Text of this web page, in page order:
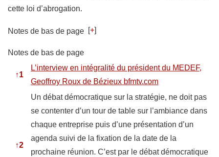
cette loi d’abrogation.
Notes de bas de page [+]
Notes de bas de page
↑1
L’interview en intégralité du président du MEDEF,
Geoffroy Roux de Bézieux bfmtv.com
↑2
Un débat démocratique sur la stratégie, ne doit pas
se contenter d’un tour de table sur l’ambiance dans
chaque entreprise puis d’une présentation d’un
agenda suivi de la fixation de la date de la
prochaine réunion. C’est par le débat démocratique